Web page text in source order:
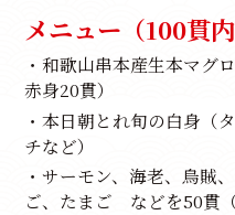
メニュー（100貫内
・和歌山串本産生本マグ
赤身20貫）
・本日朝とれ旬の白身（
チなど）
・サーモン、海老、烏賊
ご、たまご などを50貫（